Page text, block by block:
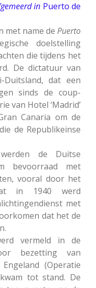
in Puerto de
met name de Puerto
doelstelling
die tijdens het
De dictatuur van
dat een
sinds de coup-
van Hotel ‘Madrid’
Canaria om de
de Republikeinse
de Duitse
bevoorraad met
vooral door het
in 1940 werd
met
dat het de
vermeld in de
bezetting van
(Operatie
tot stand. De